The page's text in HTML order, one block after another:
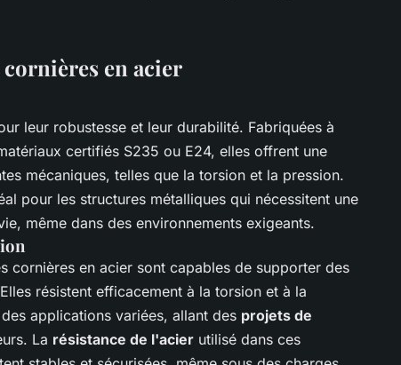
cornières en acier
leur robustesse et leur durabilité. Fabriquées à
certifiés S235 ou E24, elles offrent une
mécaniques, telles que la torsion et la pression.
pour les structures métalliques qui nécessitent une
même dans des environnements exigeants.
cornières en acier sont capables de supporter des
résistent efficacement à la torsion et à la
applications variées, allant des projets de
La résistance de l'acier utilisé dans ces